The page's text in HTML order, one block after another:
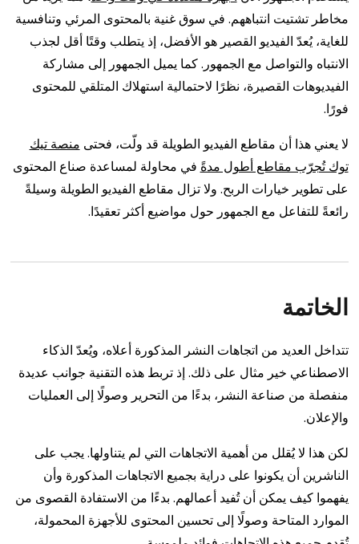
مخاطر تشتيت انتباههم. في سوق غنية بالمحتوى المرئي وتنافسية
للغاية، يُعدّ الفيديو القصير هو الأفضل، إذ يتطلب وقتًا أقل لجذب
الانتباه والتواصل مع الجمهور. كما يميل الجمهور إلى مشاركة
الفيديوهات القصيرة، نظرًا لاحتمالية استهلاك المتلقي للمحتوى
فورًا.
لا يعني هذا أن مقاطع الفيديو الطويلة قد ولّت، فحتى منصة تيك
توك تُجرّب مقاطع أطول مدةً في محاولة لمساعدة صناع المحتوى
على تطوير خيارات الربح. ولا تزال مقاطع الفيديو الطويلة وسيلةً
رائعةً للتفاعل مع الجمهور حول مواضيع أكثر تعقيدًا.
الخاتمة
تتداخل العديد من اتجاهات النشر المذكورة أعلاه، ويُعدّ الذكاء
الاصطناعي خير مثال على ذلك. إذ تربط هذه التقنية جوانب عديدة
منفصلة من صناعة النشر، بدءًا من التحرير وصولًا إلى العمليات
والإعلان.
لكن هذا لا يُقلل من أهمية الاتجاهات التي لم يتناولها. يجب على
الناشرين أن يكونوا على دراية بجميع الاتجاهات المذكورة وأن
يفهموا كيف يمكن أن تُفيد أعمالهم. بدءًا من الاستفادة القصوى من
الموارد المتاحة وصولًا إلى تحسين المحتوى للأجهزة المحمولة،